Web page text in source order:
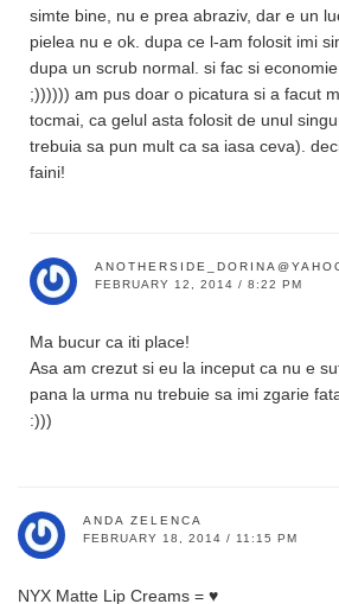
simte bine, nu e prea abraziv, dar e un
pielea nu e ok. dupa ce l-am folosit imi
dupa un scrub normal. si fac si
;)))))) am pus doar o picatura si a facut
tocmai, ca gelul asta folosit de unul
trebuia sa pun mult ca sa iasa ceva).
faini!
FEBRUARY 12, 2014 / 8:22 PM
Ma bucur ca iti place!
Asa am crezut si eu la inceput ca nu e
pana la urma nu trebuie sa imi zgarie
:)))
ANDA ZELENCA
FEBRUARY 18, 2014 / 11:15 PM
NYX Matte Lip Creams = ♥